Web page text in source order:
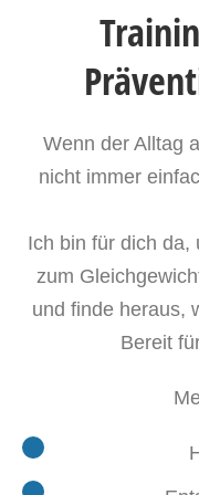
Wenn der Alltag
nicht immer einfac
Ich bin für dich da,
zum
und finde heraus,
Bereit